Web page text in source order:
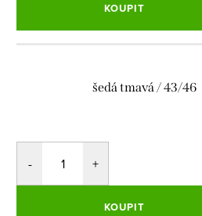
KOUPIT
šedá tmavá / 43/46
KOUPIT